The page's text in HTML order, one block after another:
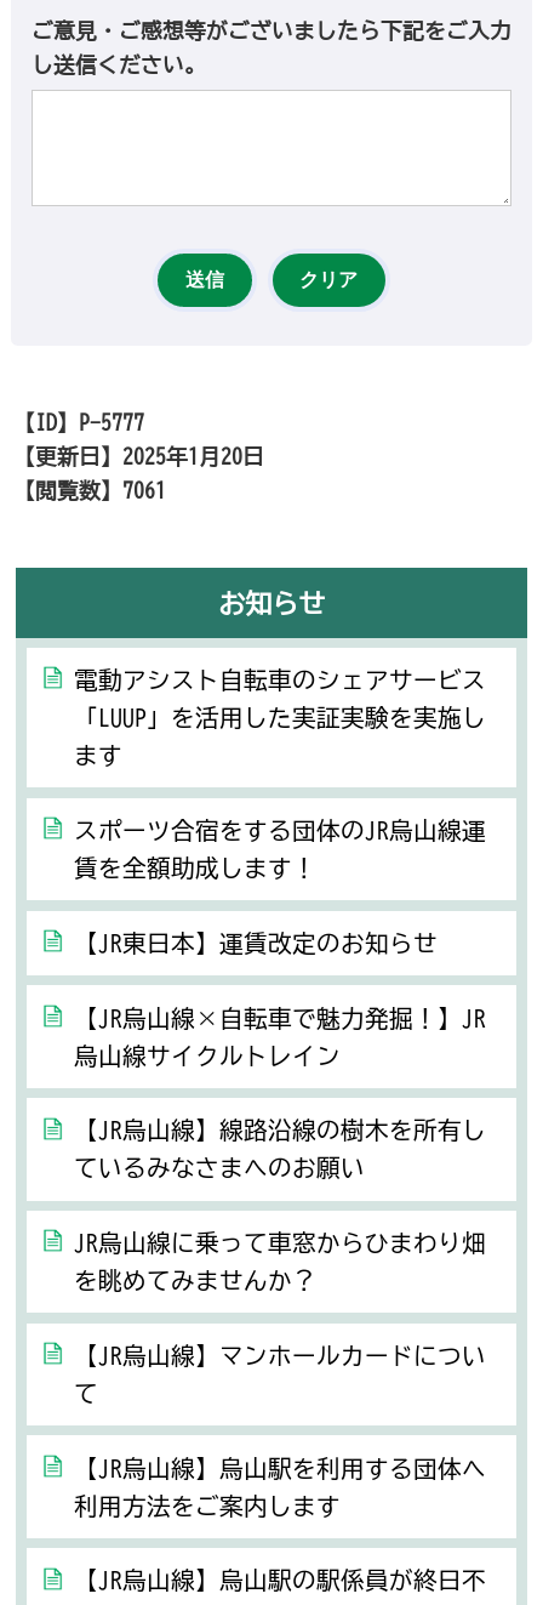
ご意見・ご感想等がございましたら下記をご入力
し送信ください。
【ID】
P-5777
【更新日】 2025年1月20日
【閲覧数】 7061
お知らせ
電動アシスト自転車のシェアサービス
「LUUP」を活用した実証実験を実施し
ます
スポーツ合宿をする団体のJR烏山線運
賃を全額助成します！
【JR東日本】運賃改定のお知らせ
【JR烏山線×自転車で魅力発掘！】JR
烏山線サイクルトレイン
【JR烏山線】線路沿線の樹木を所有し
ているみなさまへのお願い
JR烏山線に乗って車窓からひまわり畑
を眺めてみませんか？
【JR烏山線】マンホールカードについ
て
【JR烏山線】烏山駅を利用する団体へ
利用方法をご案内します
【JR烏山線】烏山駅の駅係員が終日不